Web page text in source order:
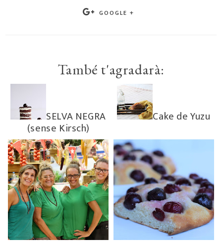
GOOGLE +
També t'agradarà:
SELVA NEGRA
(sense Kirsch)
Cake de Yuzu